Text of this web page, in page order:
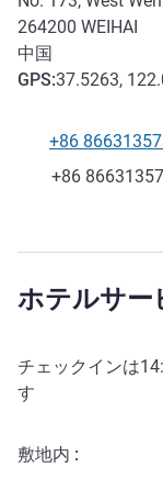
264200 WEIHAI
中国
GPS:37.5263,
電話番号
+86
ファックス
+86
ホテルサー
チェックインは
す
敷地内